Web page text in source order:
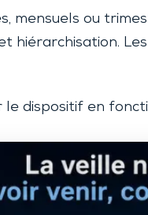
mensuels ou
hiérarchisation. Les
le dispositif en